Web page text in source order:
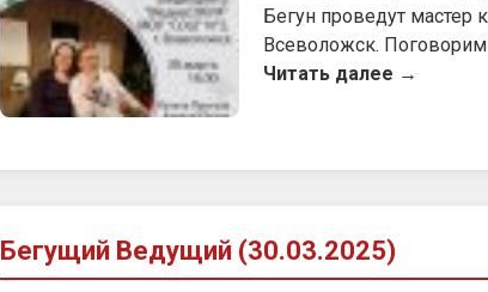
Бегун проведут
Всеволожск.
Читать далее →
Бегущий Ведущий (30.03.2025)